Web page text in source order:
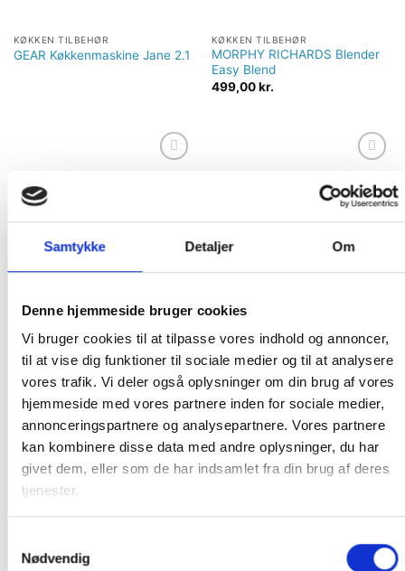
Samtykke Detaljer Om
Denne hjemmeside bruger cookies
Vi bruger cookies til at tilpasse vores indhold og annoncer,
til at vise dig funktioner til sociale medier og til at analysere
vores trafik. Vi deler også oplysninger om din brug af vores
hjemmeside med vores partnere inden for sociale medier,
annonceringspartnere og analysepartnere. Vores partnere
kan kombinere disse data med andre oplysninger, du har
givet dem, eller som de har indsamlet fra din brug af deres
tjenester.
Nødvendig
KØKKEN TILBEHØR
GEAR Køkkenmaskine Jane 2.1
KØKKEN TILBEHØR
MORPHY RICHARDS Blender
Easy Blend
499,00kr.
Brødrister Venture 4Slice
Børstet
799,00 kr.
ønskeliste
MORPHY RICHARDS Elkedel
Aspect Scandic
899,00kr.
ønskeliste
ønskeliste